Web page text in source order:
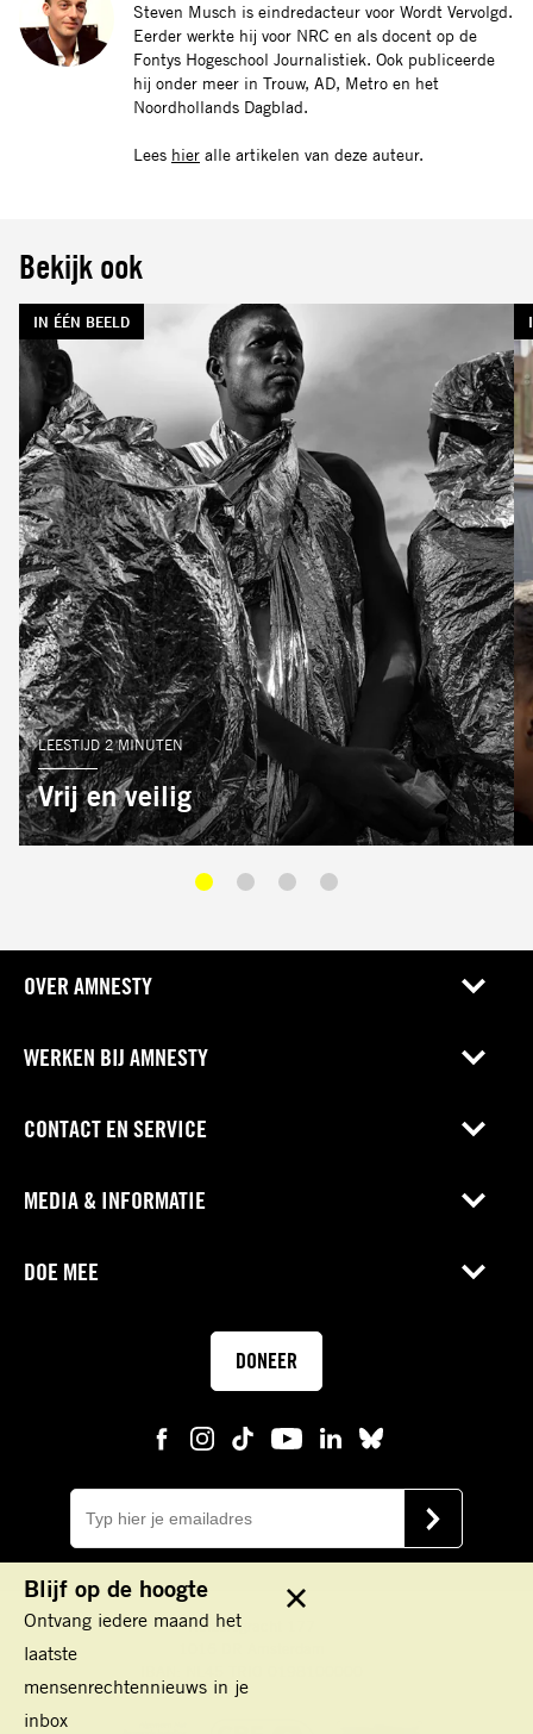
Steven Musch is eindredacteur voor Wordt Vervolgd.
Eerder werkte hij voor NRC en als docent op de
Fontys Hogeschool Journalistiek. Ook publiceerde
hij onder meer in Trouw, AD, Metro en het
Noordhollands Dagblad.
Lees hier alle artikelen van deze auteur.
Bekijk ook
Vrij en veilig
TAG:
IN ÉÉN BEELD
LEESTIJD 2 MINUTEN
OVER AMNESTY
WERKEN BIJ AMNESTY
CONTACT EN SERVICE
MEDIA & INFORMATIE
DOE MEE
DONEER
mail
VERSTUUR
Keizersgracht 177
Blijf op de hoogte
Ontvang iedere maand het
laatste
mensenrechtennieuws in je
inbox
Sluit